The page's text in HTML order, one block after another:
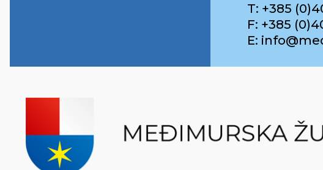
T: +385
F: +385
E: